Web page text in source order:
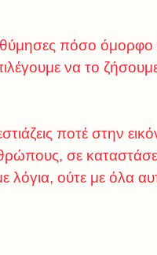
πόσο όμορφο
να το
ποτέ στην
σε
λόγια, ούτε με όλα